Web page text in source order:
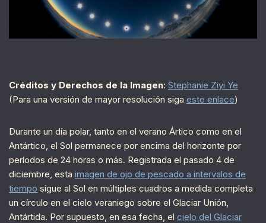
Créditos y Derechos de la Imagen: Stephanie Ziyi Ye
(Para una versión de mayor resolución siga este enlace)
Durante un día polar, tanto en el verano Ártico como en el
Antártico, el Sol permanece por encima del horizonte por
períodos de 24 horas o más. Registrada el pasado 4 de
diciembre, esta imagen de ojo de pescado a intervalos de
tiempo sigue al Sol en múltiples cuadros a medida completa
un círculo en el cielo veraniego sobre el Glaciar Unión,
Antártida. Por supuesto, en esa fecha, el cielo del Glaciar